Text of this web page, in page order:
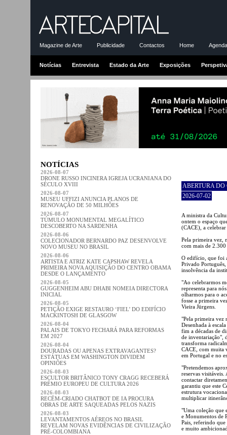
Magazine de Arte Publicidade Contactos Home
Notícias Entrevista Estado da Arte Exposições
NOTÍCIAS
2026-08-07
DRONE RUSSO INCINERA IGREJA UCRANIANA DO
SÉCULO XVIII
2026-08-07
MUSEU UFFIZI ANUNCIA PLANOS DE
RENOVAÇÃO DE 50 MILHÕES
2026-08-07
TÚMULO MONUMENTAL MEGALÍTICO
DESCOBERTO NA SARDENHA
2026-08-06
COLECIONADOR BERNARDO PAZ DESENVOLVE
NOVO MUSEU NO BRASIL
2026-08-06
ARTISTA E ATRIZ KATE CAPSHAW REVELA
PRIMEIRA NOVA AQUISIÇÃO DO CENTRO OBAMA
DESDE O LANÇAMENTO
2026-08-05
GUGGENHEIM ABU DHABI NOMEIA DIRECTORA
INICIAL
2026-08-05
PETIÇÃO EXIGE RESTAURO ‘FIEL’ DO EDIFÍCIO
MACKINTOSH DE GLASGOW
2026-08-04
PALAIS DE TOKYO FECHARÁ PARA REFORMAS
EM 2027
2026-08-04
DOURADAS OU APENAS EXTRAVAGANTES?
ESTÁTUAS EM WASHINGTON DIVIDEM
OPINIÕES
2026-08-03
ESCULTOR BRITÂNICO TONY CRAGG RECEBERÁ
PRÉMIO EUROPEU DE CULTURA 2026
2026-08-03
RECÉM-CRIADO CHATBOT DE IA PROCURA
OBRAS DE ARTE SAQUEADAS PELOS NAZIS
2026-08-03
LEVANTAMENTOS AÉREOS NO BRASIL
REVELAM NOVAS EVIDÊNCIAS DE CIVILIZAÇÃO
PRÉ-COLOMBIANA
ABERTURA DO
2026-07-02
A ministra da
ontem o espaço
(CACE), a
Pela primeira vez,
com mais de
O edifício, que foi
Privado
insolvência da
"Ao celebrarmos
representa para
olharmos para o
fosse a primeira
Vieira Jürgens.
"Pela primeira vez
Desenhada à
fim a décadas de
de inventariação",
transforma
CACE, com muita
em Portugal e no
"Pretendemos
reservas visitáveis.
contactar
garantiu que este
estrutura
multiplicar
"Uma coleção que
e Monumentos de
Pais, referindo
e muito